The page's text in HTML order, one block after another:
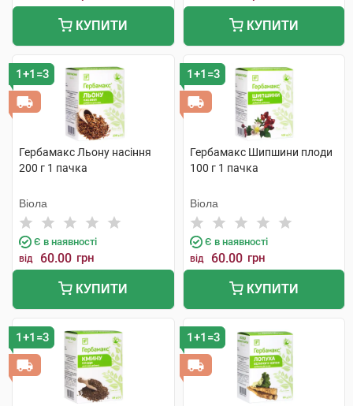
КУПИТИ КУПИТИ
1+1=3
Гербамакс Льону насіння
200 г 1 пачка
Віола
Є в наявності
від 60.00 грн
КУПИТИ
1+1=3
Гербамакс Шипшини плоди
100 г 1 пачка
Віола
Є в наявності
від 60.00 грн
КУПИТИ
1+1=3 1+1=3